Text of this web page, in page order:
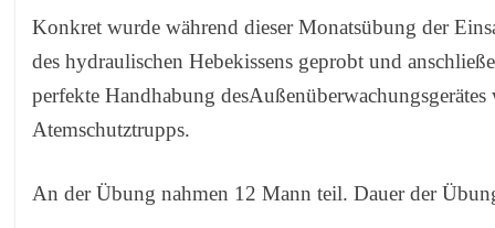
Konkret wurde während dieser Monatsübung der
des hydraulischen Hebekissens geprobt und
perfekte Handhabung desAußenüberwachungsgerätes
Atemschutztrupps.
An der Übung nahmen 12 Mann teil. Dauer der